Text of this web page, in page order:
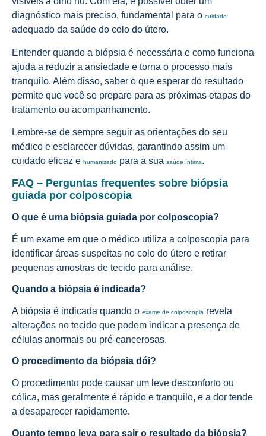
diagnóstico mais preciso, fundamental para o cuidado
adequado da saúde do colo do útero.
Entender quando a biópsia é necessária e como funciona
ajuda a reduzir a ansiedade e torna o processo mais
tranquilo. Além disso, saber o que esperar do resultado
permite que você se prepare para as próximas etapas do
tratamento ou acompanhamento.
Lembre-se de sempre seguir as orientações do seu
médico e esclarecer dúvidas, garantindo assim um
cuidado eficaz e humanizado para a sua saúde íntima.
FAQ – Perguntas frequentes sobre biópsia
guiada por colposcopia
O que é uma biópsia guiada por colposcopia?
É um exame em que o médico utiliza a colposcopia para
identificar áreas suspeitas no colo do útero e retirar
pequenas amostras de tecido para análise.
Quando a biópsia é indicada?
A biópsia é indicada quando o exame de colposcopia revela
alterações no tecido que podem indicar a presença de
células anormais ou pré-cancerosas.
O procedimento da biópsia dói?
O procedimento pode causar um leve desconforto ou
cólica, mas geralmente é rápido e tranquilo, e a dor tende
a desaparecer rapidamente.
Quanto tempo leva para sair o resultado da biópsia?